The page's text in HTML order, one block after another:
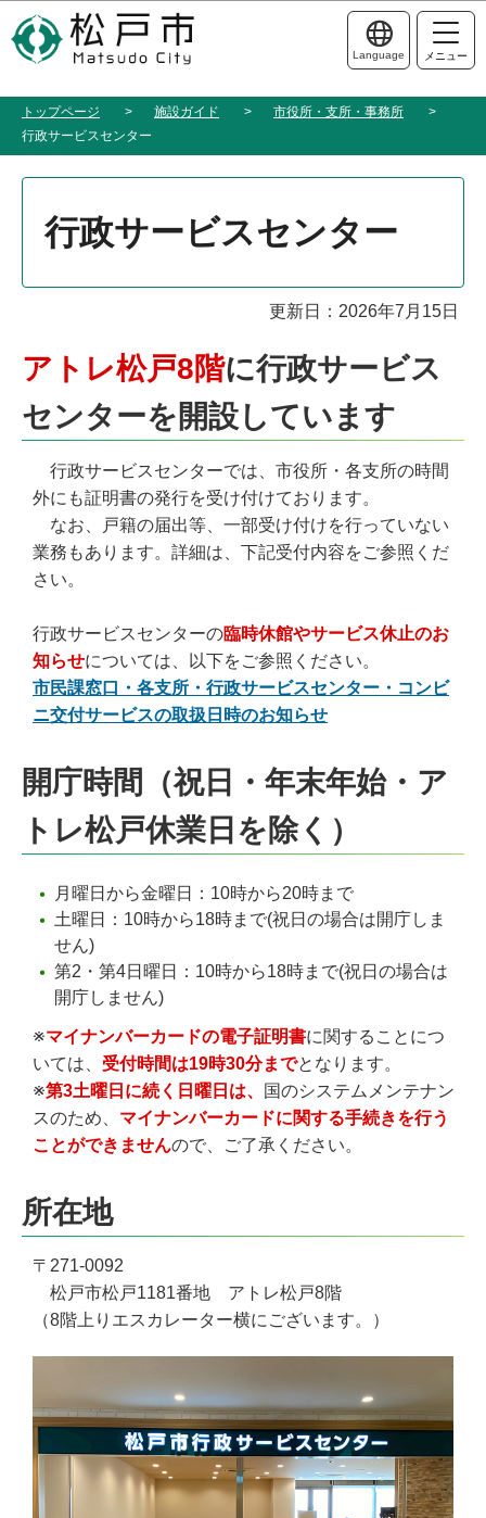
の
ー
このページの本文へ移動
Language メニュー
トップページ 施設ガイド
市役所・支所・事務所
行政サービスセンター
行政サービスセンター
更新日：2026年7月15日
アトレ松戸8階に行政サービス
センターを開設しています
行政サービスセンターでは、市役所・各支所の時間
外にも証明書の発行を受け付けております。
なお、戸籍の届出等、一部受け付けを行っていない
業務もあります。詳細は、下記受付内容をご参照くだ
さい。
行政サービスセンターの臨時休館やサービス休止のお
知らせについては、以下をご参照ください。
市民課窓口・各支所・行政サービスセンター・コンビ
ニ交付サービスの取扱日時のお知らせ
開庁時間（祝日・年末年始・ア
トレ松戸休業日を除く）
月曜日から金曜日：10時から20時まで
土曜日：10時から18時まで(祝日の場合は開庁しま
せん)
第2・第4日曜日：10時から18時まで(祝日の場合は
開庁しません)
※マイナンバーカードの電子証明書に関することにつ
いては、 受付時間は19時30分までとなります。
※第3土曜日に続く日曜日は、
国のシステムメンテナン
スのため、 マイナンバーカードに関する手続きを行う
ことができませんので、ご了承ください。
所在地
〒271-0092
松戸市松戸1181番地 アトレ松戸8階
（8階上りエスカレーター横にございます。）